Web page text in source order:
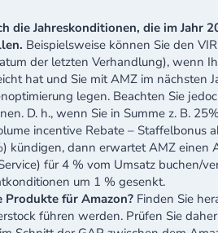
die Jahreskonditionen, die im Jahr
Beispielsweise können Sie den
der letzten Verhandlung), wenn
hat und Sie mit AMZ im nächsten
legen. Beachten Sie
D. h., wenn Sie in Summe z. B.
incentive Rebate – Staffelbonus
kündigen, dann erwartet AMZ einen
für 4 % vom Umsatz buchen/
um 1 % gesenkt.
für Amazon? Finden Sie
führen werden. Prüfen Sie